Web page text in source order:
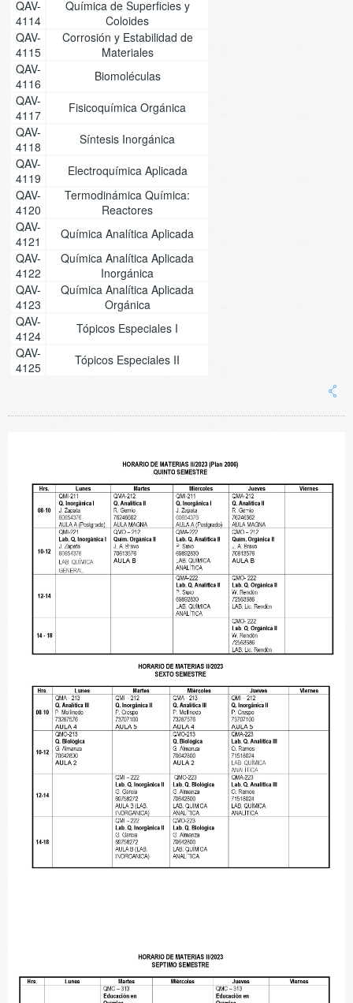
QAV-
4114
Química de Superficies y
Coloides
QAV-
4115
Corrosión y Estabilidad de
Materiales
QAV-
4116
Biomoléculas
QAV-
4117
Fisicoquímica Orgánica
QAV-
4118
Síntesis Inorgánica
QAV-
4119
Electroquímica Aplicada
QAV-
4120
Termodinámica Química:
Reactores
QAV-
4121
Química Analítica Aplicada
QAV-
4122
Química Analítica Aplicada
Inorgánica
QAV-
4123
Química Analítica Aplicada
Orgánica
QAV-
4124
Tópicos Especiales I
QAV-
4125
Tópicos Especiales II